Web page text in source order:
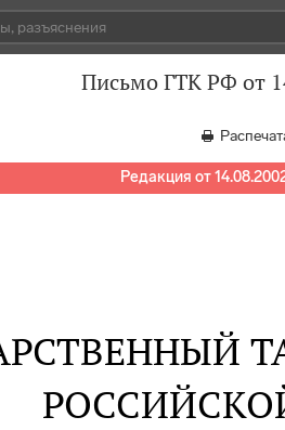
Письмо ГТК РФ от
Редакция от